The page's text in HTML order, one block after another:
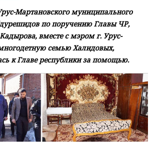
Мартановского муниципального
по поручению Главы ЧР,
вместе с мэром г. Урус-
семью Халидовых,
к Главе республики за помощью.